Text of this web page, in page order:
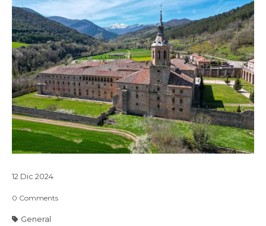
12 Dic 2024
0 Comments
General